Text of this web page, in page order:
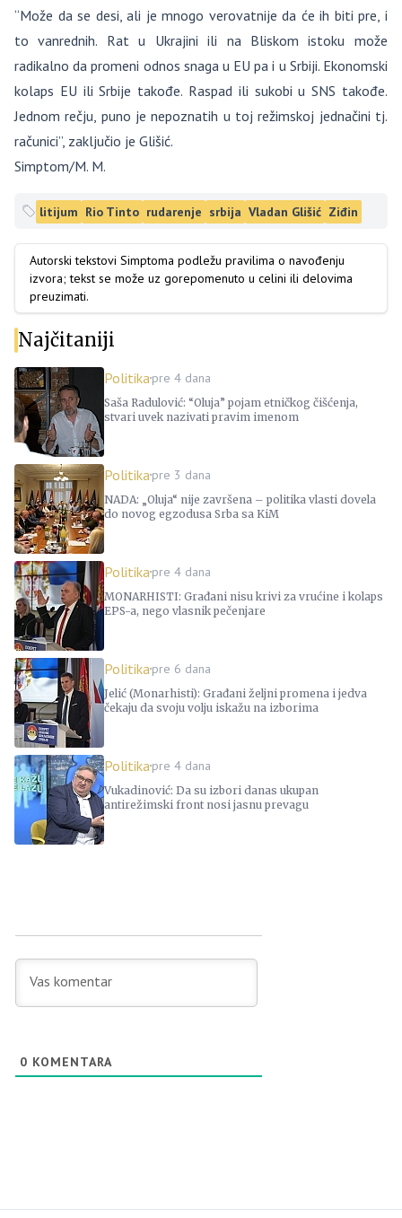
“Može da se desi, ali je mnogo verovatnije da će ih biti pre, i
to vanrednih. Rat u Ukrajini ili na Bliskom istoku može
radikalno da promeni odnos snaga u EU pa i u Srbiji. Ekonomski
kolaps EU ili Srbije takođe. Raspad ili sukobi u SNS takođe.
Jednom rečju, puno je nepoznatih u toj režimskoj jednačini tj.
računici”, zaključio je Glišić.
Simptom/M. M.
litijum Rio Tinto rudarenje srbija Vladan Glišić Ziđin
Autorski tekstovi Simptoma podležu pravilima o navođenju
izvora; tekst se može uz gorepomenuto u celini ili delovima
preuzimati.
Najčitaniji
Politikapre 4 dana
Saša Radulović: “Oluja” pojam etničkog čišćenja,
stvari uvek nazivati pravim imenom
Politikapre 3 dana
NADA: „Oluja“ nije završena – politika vlasti dovela
do novog egzodusa Srba sa KiM
Politikapre 4 dana
MONARHISTI: Građani nisu krivi za vrućine i kolaps
EPS-a, nego vlasnik pečenjare
Politikapre 6 dana
Jelić (Monarhisti): Građani željni promena i jedva
čekaju da svoju volju iskažu na izborima
Politikapre 4 dana
Vukadinović: Da su izbori danas ukupan
antirežimski front nosi jasnu prevagu
0 KOMENTARA